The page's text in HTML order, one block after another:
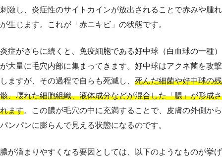
刺激し、炎症性のサイトカインが放出されることで赤みや腫れ
が生じます。これが「赤ニキビ」の状態です。
炎症がさらに続くと、免疫細胞である好中球（白血球の一種）
が大量に毛穴内部に集まってきます。好中球はアクネ菌を攻撃
しますが、その過程で自らも死滅し、 死んだ細菌や好中球の残
骸、壊れた細胞組織、液体成分などが混合した「膿」が形成さ
れます。この膿が毛穴の中に充満することで、皮膚の外側から
パンパンに膨らんで見える状態になるのです。
膿が溜まりやすくなる要因としては、以下のようなものが挙げ